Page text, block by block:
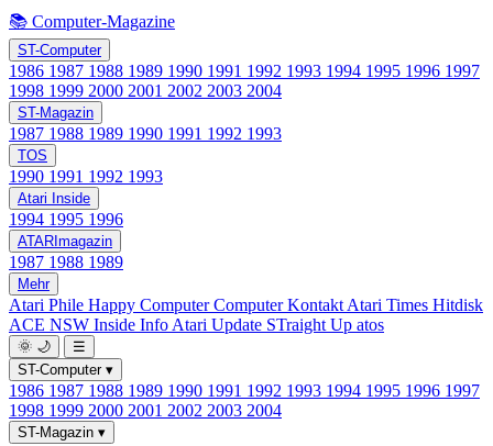
📚 Computer-Magazine
ST-Computer
1986 1987 1988 1989 1990 1991 1992 1993 1994 1995 1996 1997
1998 1999 2000 2001 2002 2003 2004
ST-Magazin
1987 1988 1989 1990 1991 1992 1993
TOS
1990 1991 1992 1993
Atari Inside
1994 1995 1996
ATARImagazin
1987 1988 1989
Mehr
Atari Phile Happy ComputerComputer Kontakt Atari Times Hitdisk
ACE NSW Inside Info Atari Update STraight Up atos
🌞 🌙
☰
ST-Computer ▾
1986 1987 1988 1989 1990 1991 1992 1993 1994 1995 1996 1997
1998 1999 2000 2001 2002 2003 2004
ST-Magazin ▾